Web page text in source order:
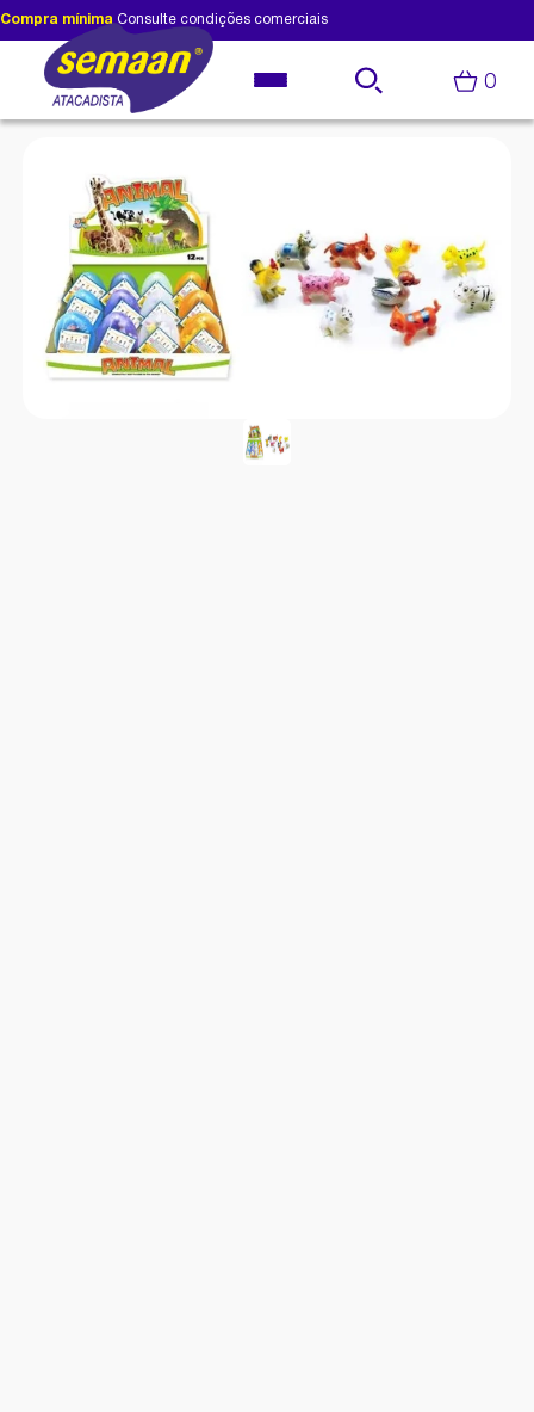
Compra mínima Consulte condições comerciais
0